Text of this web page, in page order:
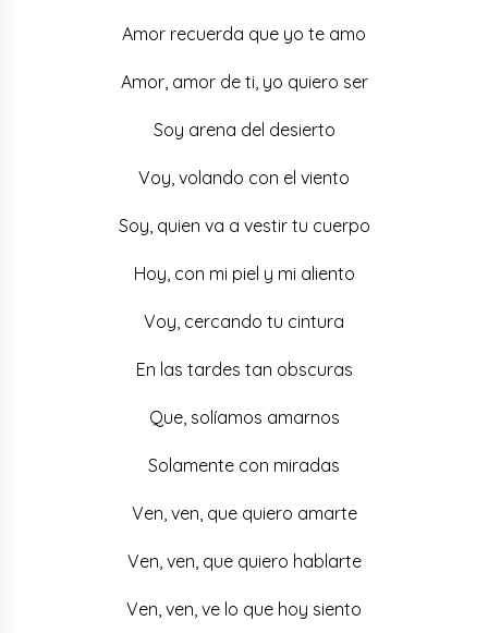
Amor recuerda que yo te amo
Amor, amor de ti, yo quiero ser
Soy arena del desierto
Voy, volando con el viento
Soy, quien va a vestir tu cuerpo
Hoy, con mi piel y mi aliento
Voy, cercando tu cintura
En las tardes tan obscuras
Que, solíamos amarnos
Solamente con miradas
Ven, ven, que quiero amarte
Ven, ven, que quiero hablarte
Ven, ven, ve lo que hoy siento